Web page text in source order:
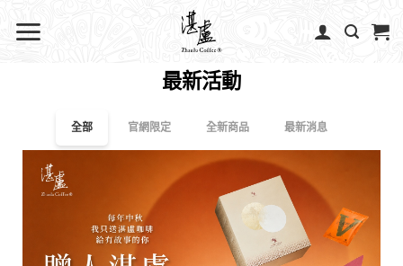
最新活動
全部 官網限定 全新商品 最新消息